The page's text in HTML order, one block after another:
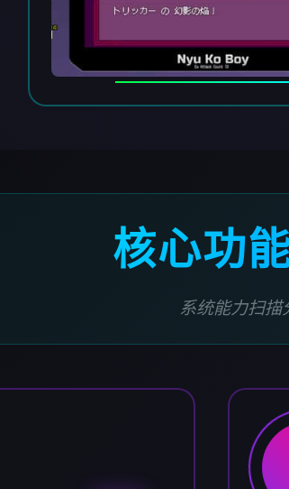
核心功
系统能力扫描